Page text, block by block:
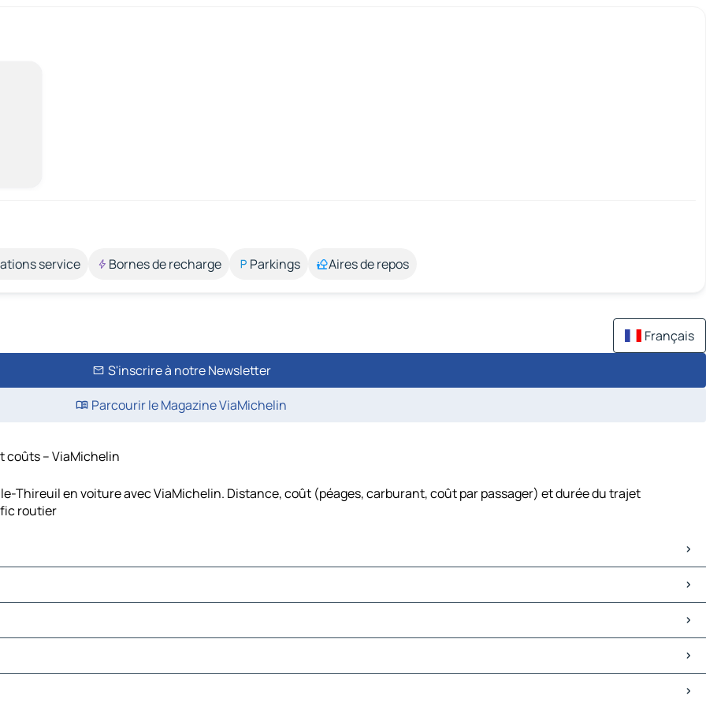
service Bornes de recharge Parkings Aires de repos
Français
S'inscrire à notre Newsletter
Parcourir le Magazine ViaMichelin
coûts – ViaMichelin
Thireuil en voiture avec ViaMichelin. Distance, coût (péages, carburant, coût par passager) et durée du trajet
routier